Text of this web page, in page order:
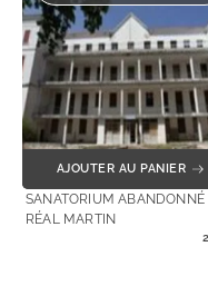
AJOUTER AU PANIER
SANATORIUM ABANDONNÉ
RÉAL MARTIN